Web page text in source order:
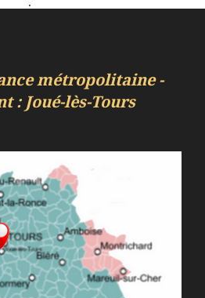
métropolitaine -
: Joué-lès-Tours